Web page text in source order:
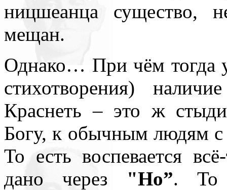
ницшеанца существо,
мещан.
Однако… При чём тогда
стихотворения)
Краснеть – это ж
Богу, к обычным людям
То есть воспевается
дано через "Но”. То